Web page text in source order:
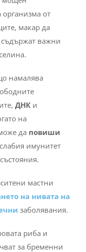
организма от
макар да
важни
намалява
ДНКи
на
да повиши
имунитет
мастни
на нивата на
заболявания.
риба и
за бременни